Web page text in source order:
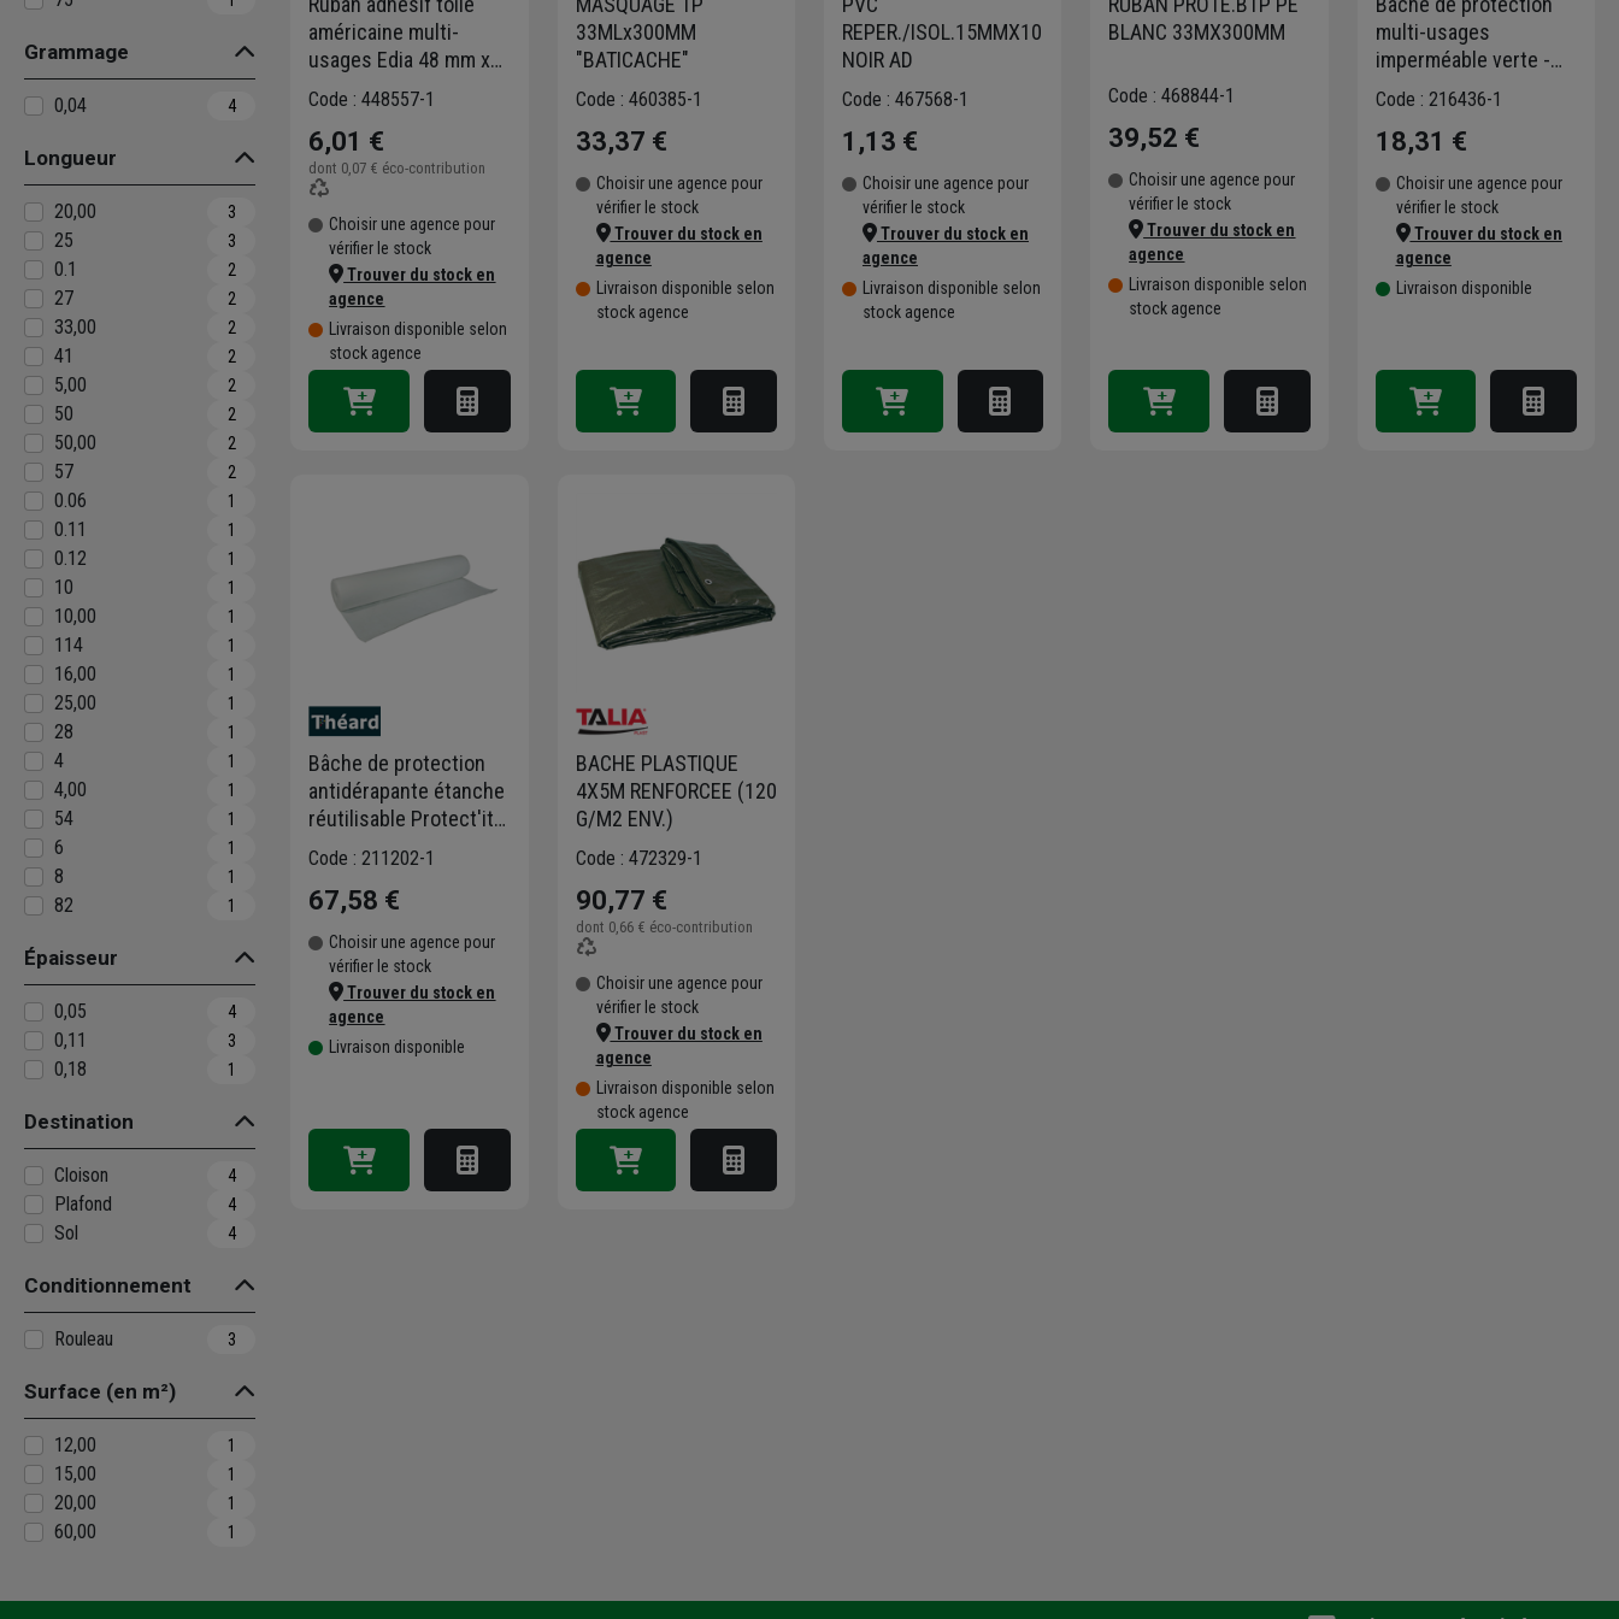
Grammage
0,04 4
Longueur
20,00 3
25 3
0.1 2
27 2
33,00 2
41 2
5,00 2
50 2
50,00 2
57 2
0.06 1
0.11 1
0.12 1
10 1
10,00 1
114 1
16,00 1
25,00 1
28 1
4 1
4,00 1
54 1
6 1
8 1
82 1
Épaisseur
0,05 4
0,11 3
0,18 1
Destination
Cloison 4
Plafond 4
Sol 4
Conditionnement
Rouleau 3
Surface (en m²)
12,00 1
15,00 1
20,00 1
60,00 1
américaine multi-
usages Edia 48 mm x
25 mètres
Code : 448557-1
6,01 €
dont 0,07 € éco-contribution
Choisir une agence pour
vérifier le stock
Trouver du stock en
agence
Livraison disponible selon
stock agence
33MLx300MM
"BATICACHE"
Code : 460385-1
33,37 €
Choisir une agence pour
vérifier le stock
Trouver du stock en
agence
Livraison disponible selon
stock agence
REPER./ISOL.15MMX10M
NOIR AD
Code : 467568-1
1,13 €
Choisir une agence pour
vérifier le stock
Trouver du stock en
agence
Livraison disponible selon
stock agence
BLANC 33MX300MM
Code : 468844-1
39,52 €
Choisir une agence pour
vérifier le stock
Trouver du stock en
agence
Livraison disponible selon
stock agence
multi-usages
imperméable verte -
Edia - 140 g/m² avec
œillets - 4 MTR x 5
MTR
Code : 216436-1
18,31 €
Choisir une agence pour
vérifier le stock
Trouver du stock en
agence
Livraison disponible
Bâche de protection
antidérapante étanche
réutilisable Protect'it -
Rouleau 25 x 1 mètres
Code : 211202-1
67,58 €
Choisir une agence pour
vérifier le stock
Trouver du stock en
agence
Livraison disponible
BACHE PLASTIQUE
4X5M RENFORCEE (120
G/M2 ENV.)
Code : 472329-1
90,77 €
dont 0,66 € éco-contribution
Choisir une agence pour
vérifier le stock
Trouver du stock en
agence
Livraison disponible selon
stock agence